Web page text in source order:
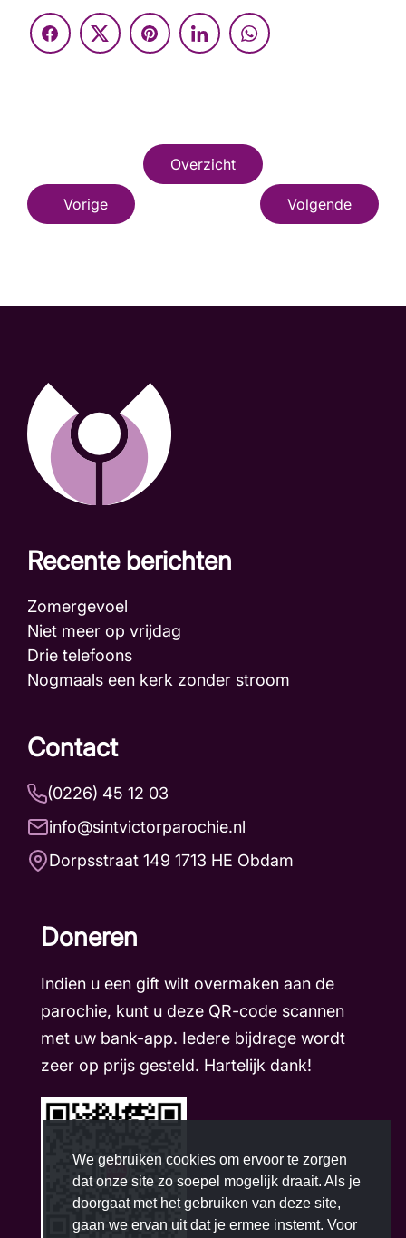
Overzicht
Vorige Volgende
Recente berichten
Zomergevoel
Niet meer op vrijdag
Drie telefoons
Nogmaals een kerk zonder stroom
Contact
(0226) 45 12 03
info@sintvictorparochie.nl
Dorpsstraat 149 1713 HE Obdam
Doneren
Indien u een gift wilt overmaken aan de
parochie, kunt u deze QR-code scannen
met uw bank-app. Iedere bijdrage wordt
zeer op prijs gesteld. Hartelijk dank!
We gebruiken cookies om ervoor te zorgen
dat onze site zo soepel mogelijk draait. Als je
doorgaat met het gebruiken van deze site,
gaan we ervan uit dat je ermee instemt. Voor